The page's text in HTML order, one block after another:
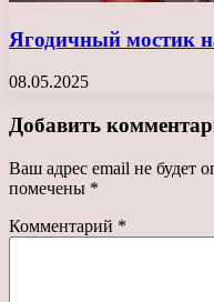
Ягодичный мостик
08.05.2025
Добавить
Ваш адрес email не будет
помечены *
Комментарий *